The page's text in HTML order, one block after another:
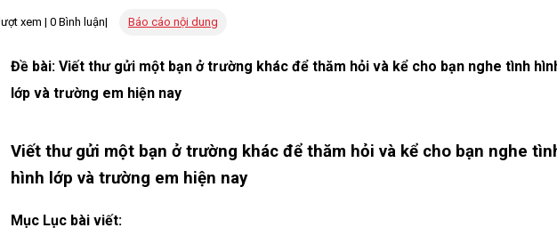
lượt xem | 0 Bình luận| Báo cáo nội dung
Đề bài: Viết thư gửi một bạn ở trường khác để thăm hỏi và kể cho bạn nghe tình
lớp và trường em hiện nay
Viết thư gửi một bạn ở trường khác để thăm hỏi và kể cho bạn nghe
hình lớp và trường em hiện nay
Mục Lục bài viết: